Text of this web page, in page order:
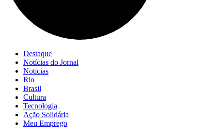
Destaque
Notícias do Jornal
Notícias
Rio
Brasil
Cultura
Tecnologia
Ação Solidária
Meu Emprego